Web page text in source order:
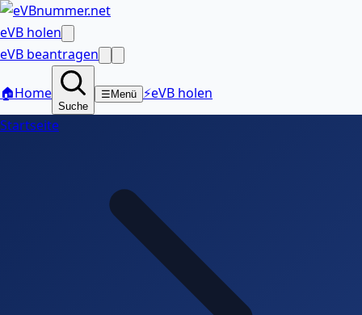
eVB holen
eVB beantragen
🏠Home
Suche
☰ Menü ⚡eVB holen
Startseite